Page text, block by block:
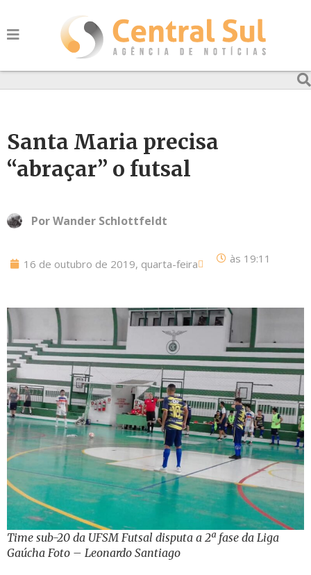
Santa Maria precisa
“abraçar” o futsal
PorWander Schlottfeldt
16 de outubro de 2019, quarta-feira às 19:11
Time sub-20 da UFSM Futsal disputa a 2ª fase da Liga
Gaúcha Foto – Leonardo Santiago